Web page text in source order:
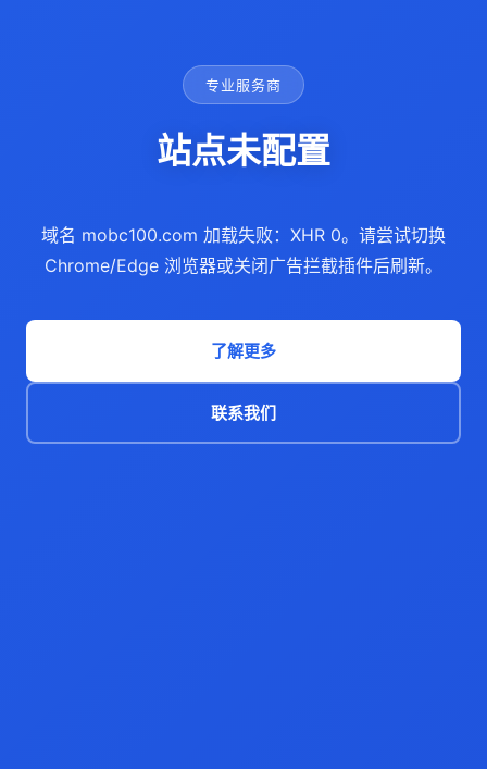
专业服务商
站点未配置
域名 mobc100.com 加载失败：XHR 0。请尝试切换
Chrome/Edge 浏览器或关闭广告拦截插件后刷新。
了解更多
联系我们